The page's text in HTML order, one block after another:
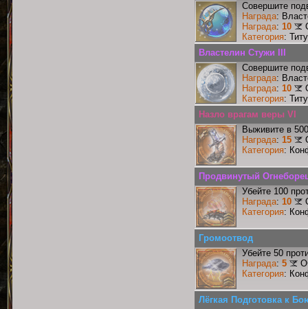
Совершите
Награда:
Награда: 10
Категория:
Властелин Стужи III
Совершите
Награда:
Награда: 10
Категория:
Назло врагам веры VI
Выживите в
Награда: 15
Категория:
Продвинутый
Убейте 100
Награда: 10
Категория:
Громоотвод
Убейте 50
Награда: 5
Категория:
Лёгкая Подготовка к